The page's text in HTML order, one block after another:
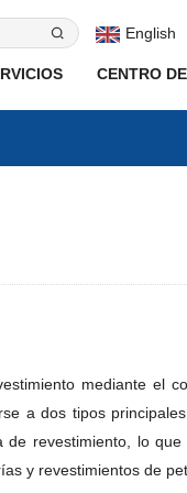
English
CENTRO
mediante el
a dos tipos
revestimiento, lo
y revestimientos de